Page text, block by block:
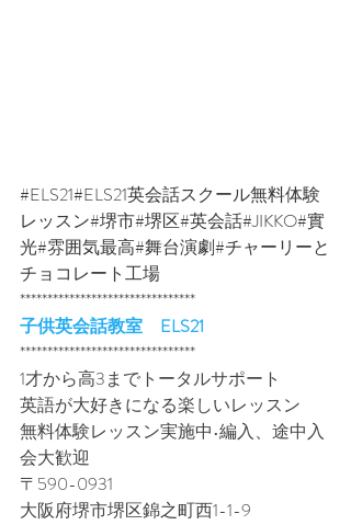
#ELS21#ELS21英会話スクール無料体験
レッスン#堺市#堺区#英会話#JIKKO#實
光#雰囲気最高#舞台演劇#チャーリーと
チョコレート工場
********************************
子供英会話教室　ELS21
********************************
1才から高3までトータルサポート
英語が大好きになる楽しいレッスン
無料体験レッスン実施中•編入、途中入
会大歓迎
〒590-0931
大阪府堺市堺区錦之町西1-1-9